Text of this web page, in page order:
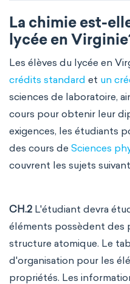
La chimie est-
lycée en
Les élèves du lycée en
crédits standard et un
sciences de laboratoire,
cours pour obtenir leur
exigences, les étudiants
des cours de Sciences
couvrent les sujets
CH.2 L'étudiant devra
éléments possèdent des
structure atomique. Le
d'organisation pour les
propriétés. Les